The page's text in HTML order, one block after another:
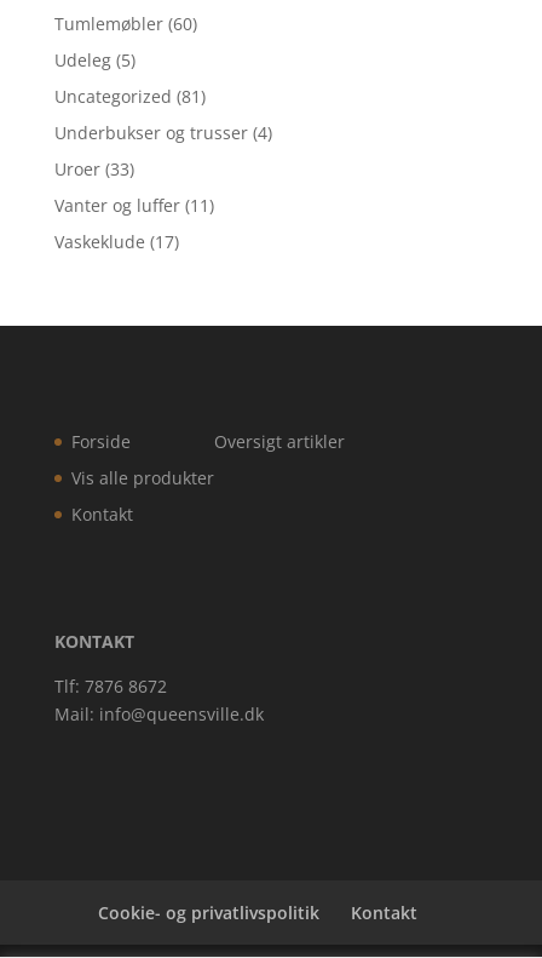
Tumlemøbler (60)
Udeleg (5)
Uncategorized (81)
Underbukser og trusser (4)
Uroer (33)
Vanter og luffer (11)
Vaskeklude (17)
Forside
Vis alle produkter
Kontakt
Oversigt artikler
KONTAKT
Tlf: 7876 8672
Mail: info@queensville.dk
Cookie- og privatlivspolitik Kontakt